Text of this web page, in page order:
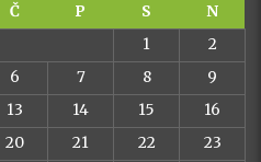
Č P S
N
1
2
6 7 8
9
13 14 15
16
20 21 22
23